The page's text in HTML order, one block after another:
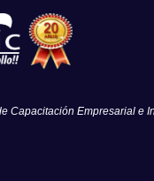
Capacitación Empresarial e